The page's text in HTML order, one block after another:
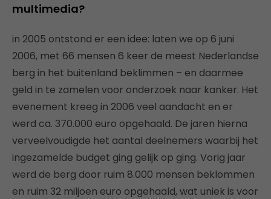
multimedia?
in 2005 ontstond er een idee: laten we op 6 juni
2006, met 66 mensen 6 keer de meest Nederlandse
berg in het buitenland beklimmen – en daarmee
geld in te zamelen voor onderzoek naar kanker. Het
evenement kreeg in 2006 veel aandacht en er
werd ca. 370.000 euro opgehaald. De jaren hierna
verveelvoudigde het aantal deelnemers waarbij het
ingezamelde budget ging gelijk op ging. Vorig jaar
werd de berg door ruim 8.000 mensen beklommen
en ruim 32 miljoen euro opgehaald, wat uniek is voor